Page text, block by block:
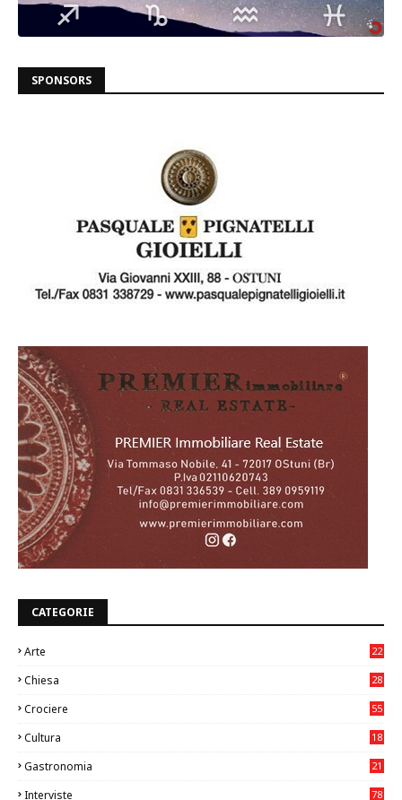
SPONSORS
CATEGORIE
Arte
22
Chiesa
28
Crociere 55
Cultura
18
Gastronomia
21
Interviste 78